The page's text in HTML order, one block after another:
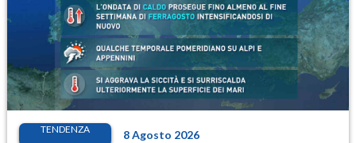
TENDENZA 8 Agosto 2026